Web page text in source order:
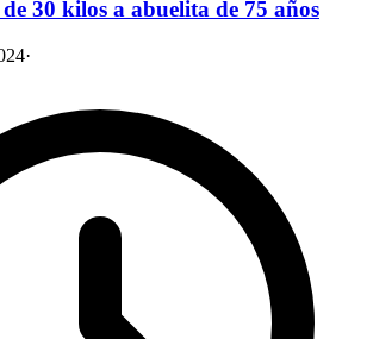
30 kilos a abuelita de 75 años
·